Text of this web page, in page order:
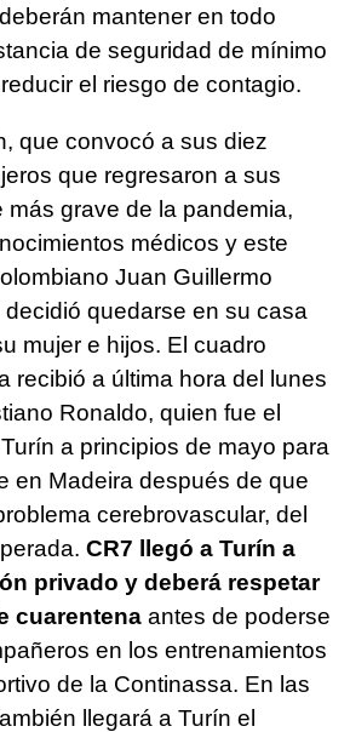
mantener en todo
de seguridad de mínimo
el riesgo de contagio.
que convocó a sus diez
que regresaron a sus
más grave de la pandemia,
médicos y este
Juan Guillermo
quedarse en su casa
mujer e hijos. El cuadro
recibió a última hora del lunes
Ronaldo, quien fue el
a principios de mayo para
en Madeira después de que
cerebrovascular, del
CR7 llegó a Turín a
privado y deberá respetar
cuarentena antes de poderse
en los entrenamientos
de la Continassa. En las
llegará a Turín el